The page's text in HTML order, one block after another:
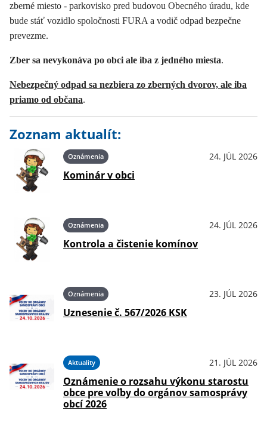
zberné miesto - parkovisko pred budovou Obecného úradu, kde
bude stáť vozidlo spoločnosti FURA a vodič odpad bezpečne
prevezme.
Zber sa nevykonáva po obci ale iba z jedného miesta.
Nebezpečný odpad sa nezbiera zo zberných dvorov, ale iba
priamo od občana.
Zoznam aktualít:
Oznámenia 24. JÚL 2026
Kominár v obci
Oznámenia 24. JÚL 2026
Kontrola a čistenie komínov
Oznámenia 23. JÚL 2026
Uznesenie č. 567/2026 KSK
Aktuality 21. JÚL 2026
Oznámenie o rozsahu výkonu starostu
obce pre voľby do orgánov samosprávy
obcí 2026